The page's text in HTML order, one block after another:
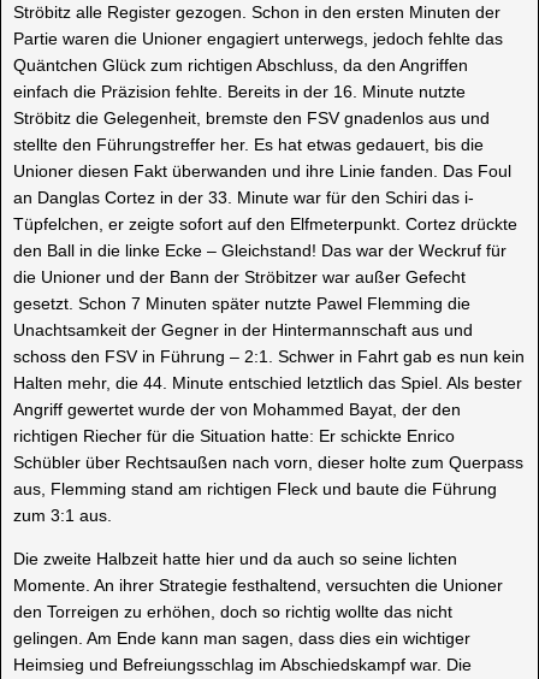
Ströbitz alle Register gezogen. Schon in den ersten Minuten der
Partie waren die Unioner engagiert unterwegs, jedoch fehlte das
Quäntchen Glück zum richtigen Abschluss, da den Angriffen
einfach die Präzision fehlte. Bereits in der 16. Minute nutzte
Ströbitz die Gelegenheit, bremste den FSV gnadenlos aus und
stellte den Führungstreffer her. Es hat etwas gedauert, bis die
Unioner diesen Fakt überwanden und ihre Linie fanden. Das Foul
an Danglas Cortez in der 33. Minute war für den Schiri das i-
Tüpfelchen, er zeigte sofort auf den Elfmeterpunkt. Cortez drückte
den Ball in die linke Ecke – Gleichstand! Das war der Weckruf für
die Unioner und der Bann der Ströbitzer war außer Gefecht
gesetzt. Schon 7 Minuten später nutzte Pawel Flemming die
Unachtsamkeit der Gegner in der Hintermannschaft aus und
schoss den FSV in Führung – 2:1. Schwer in Fahrt gab es nun kein
Halten mehr, die 44. Minute entschied letztlich das Spiel. Als bester
Angriff gewertet wurde der von Mohammed Bayat, der den
richtigen Riecher für die Situation hatte: Er schickte Enrico
Schübler über Rechtsaußen nach vorn, dieser holte zum Querpass
aus, Flemming stand am richtigen Fleck und baute die Führung
zum 3:1 aus.
Die zweite Halbzeit hatte hier und da auch so seine lichten
Momente. An ihrer Strategie festhaltend, versuchten die Unioner
den Torreigen zu erhöhen, doch so richtig wollte das nicht
gelingen. Am Ende kann man sagen, dass dies ein wichtiger
Heimsieg und Befreiungsschlag im Abschiedskampf war. Die